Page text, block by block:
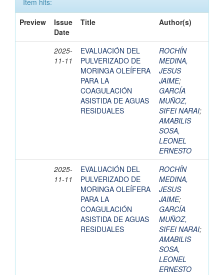
Item hits:
Preview
Issue
Date
Title Author(s)
2025-
11-11
EVALUACIÓN DEL
PULVERIZADO DE
MORINGA OLEÍFERA
PARA LA
COAGULACIÓN
ASISTIDA DE AGUAS
RESIDUALES
ROCHÍN
MEDINA,
JESUS
JAIME;
GARCÍA
MUÑOZ,
SIFEI NARAI;
AMABILIS
SOSA,
LEONEL
ERNESTO
2025-
11-11
EVALUACIÓN DEL
PULVERIZADO DE
MORINGA OLEÍFERA
PARA LA
COAGULACIÓN
ASISTIDA DE AGUAS
RESIDUALES
ROCHÍN
MEDINA,
JESUS
JAIME;
GARCÍA
MUÑOZ,
SIFEI NARAI;
AMABILIS
SOSA,
LEONEL
ERNESTO